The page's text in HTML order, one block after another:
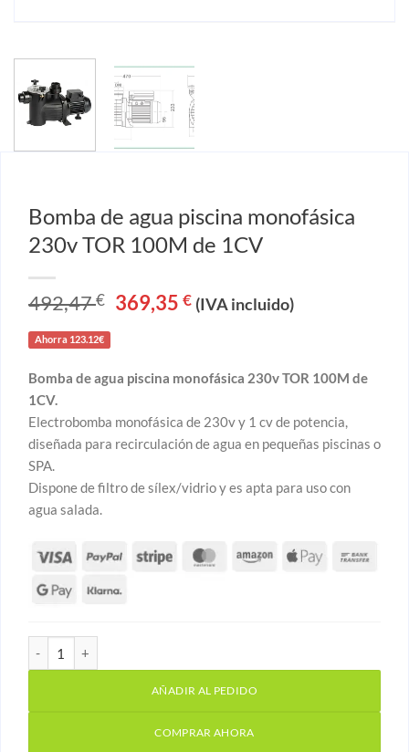
Bomba de agua piscina monofásica
230v TOR 100M de 1CV
492,47€
El
precio
369,35 €El
precio
(IVA incluido)
Ahorra 123.12€
Bomba de agua piscina monofásica 230v TOR 100M de
1CV.
Electrobomba monofásica de 230v y 1 cv de potencia,
diseñada para recirculación de agua en pequeñas piscinas o
SPA.
Dispone de filtro de sílex/vidrio y es apta para uso con
agua salada.
Bomba de agua piscina monofásica 230v TOR 100M de 1CV
AÑADIR AL PEDIDO
COMPRAR AHORA